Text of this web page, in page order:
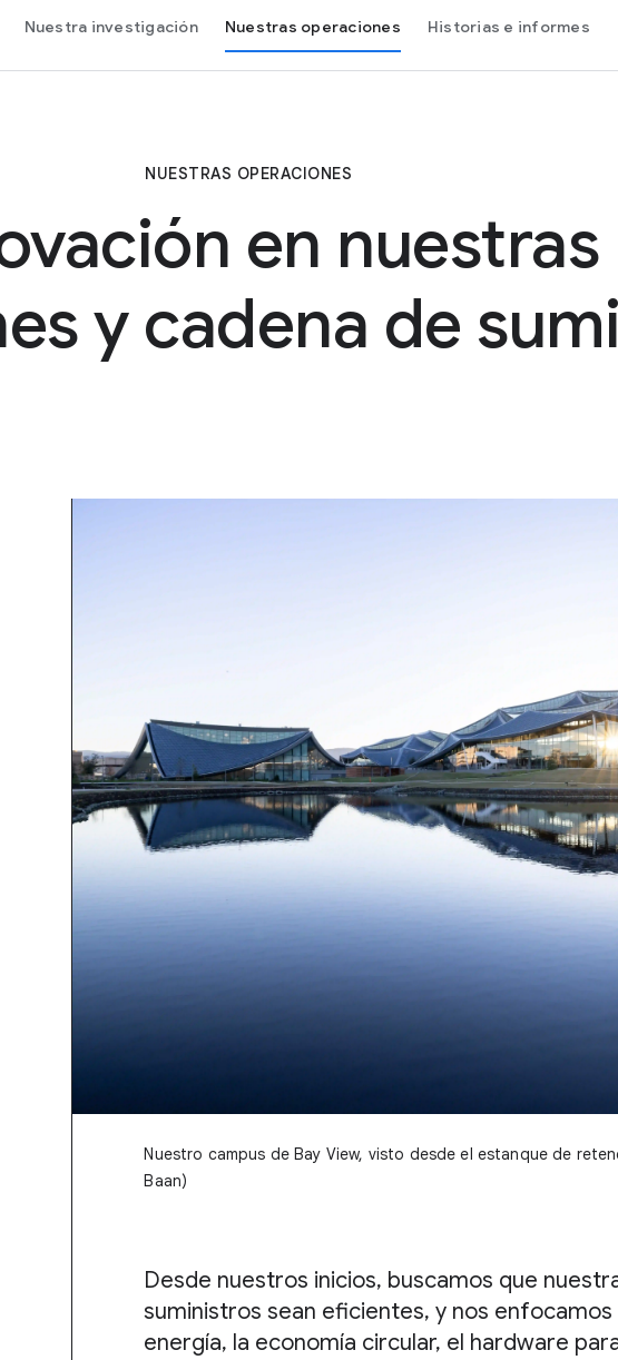
Nuestra investigación Nuestras operaciones Historias e informes
NUESTRAS OPERACIONES
en nuestras
y cadena de
Nuestro campus de Bay View, visto desde el estanque de
Baan)
Desde nuestros inicios, buscamos que
suministros sean eficientes, y nos
energía, la economía circular, el hardware